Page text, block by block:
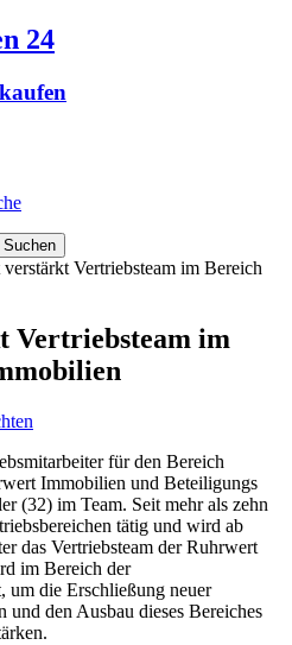
24
Vertriebsteam im Bereich
Vertriebsteam im
für den Bereich
Immobilien und Beteiligungs
(32) im Team. Seit mehr als zehn
tätig und wird ab
das Vertriebsteam der Ruhrwert
im Bereich der
um die Erschließung neuer
und den Ausbau dieses Bereiches